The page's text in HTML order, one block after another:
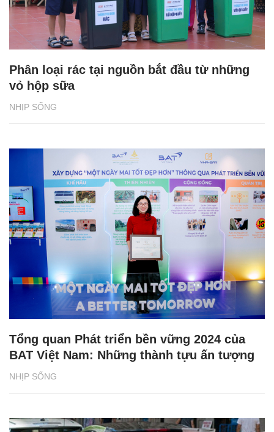
NHỊP SỐNG
Phân loại rác tại nguồn bắt đầu từ những
vỏ hộp sữa
NHỊP SỐNG
Tổng quan Phát triển bền vững 2024 của
BAT Việt Nam: Những thành tựu ấn tượng